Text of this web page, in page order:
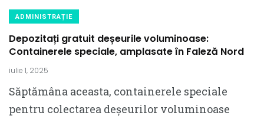
ADMINISTRAȚIE
Depozitați gratuit deșeurile voluminoase:
Containerele speciale, amplasate în Faleză Nord
iulie 1, 2025
Săptămâna aceasta, containerele speciale
pentru colectarea deșeurilor voluminoase